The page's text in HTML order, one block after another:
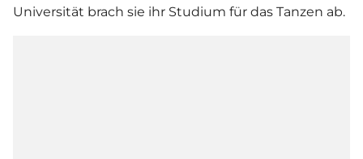
Universität brach sie ihr Studium für das Tanzen ab.